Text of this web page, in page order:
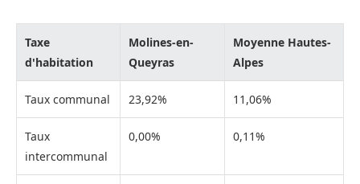
Taxe
d'habitation
Molines-en-
Queyras
Moyenne Hautes-
Alpes
Taux communal 23,92% 11,06%
Taux
intercommunal
0,00% 0,11%